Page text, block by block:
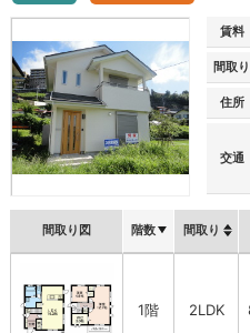
賃料
間取り
住所
交通
間取り図 階数 間取り
1階 2LDK